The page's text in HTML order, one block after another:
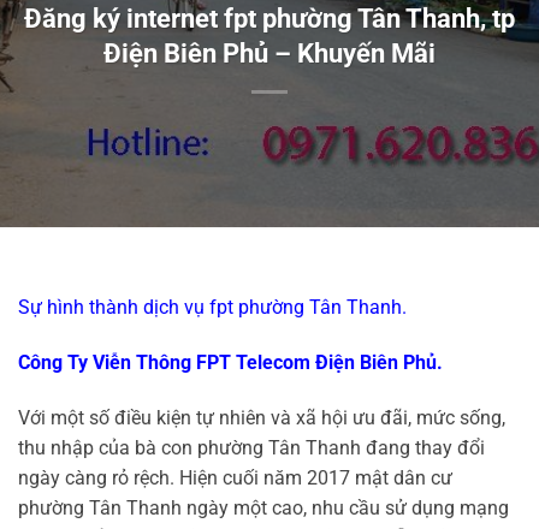
Đăng ký internet fpt phường Tân Thanh, tp
Điện Biên Phủ – Khuyến Mãi
Sự hình thành dịch vụ fpt phường Tân Thanh.
Công Ty Viễn Thông FPT Telecom Điện Biên Phủ.
Với một số điều kiện tự nhiên và xã hội ưu đãi, mức sống,
thu nhập của bà con phường Tân Thanh đang thay đổi
ngày càng rỏ rệch. Hiện cuối năm 2017 mật dân cư
phường Tân Thanh ngày một cao, nhu cầu sử dụng mạng